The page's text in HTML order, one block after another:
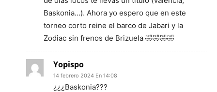
Baskonia…). Ahora yo espero que en este
torneo corto reine el barco de Jabari y la
Zodiac sin frenos de Brizuela 🤣🤣🤣🤣
Yopispo
14 febrero 2024 En 14:08
¿¿¿Baskonia???